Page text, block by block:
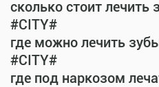
сколько стоит
#CITY#
где можно лечить
#CITY#
где под наркозом